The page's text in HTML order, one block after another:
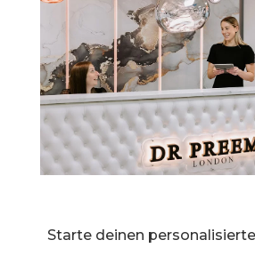
Starte deinen